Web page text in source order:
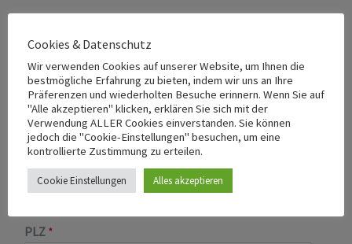
Gutschein bestellen
Name*
Straße*
PLZ *
Cookies & Datenschutz
Wir verwenden Cookies auf unserer Website, um Ihnen die
bestmögliche Erfahrung zu bieten, indem wir uns an Ihre
Präferenzen und wiederholten Besuche erinnern. Wenn Sie auf
"Alle akzeptieren" klicken, erklären Sie sich mit der
Verwendung ALLER Cookies einverstanden. Sie können
jedoch die "Cookie-Einstellungen" besuchen, um eine
kontrollierte Zustimmung zu erteilen.
Cookie Einstellungen Alles akzeptieren